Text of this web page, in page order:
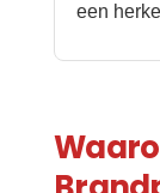
een